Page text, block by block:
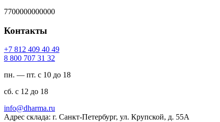
7700000000000
Контакты
94 04 904 218 7+
23 13 707 008 8
пн. — пт. с 10 до 18
сб. с 12 до 18
ur.amrahd@ofni
Адрес склада: г. Санкт-Петербург, ул. Крупской, д. 55А